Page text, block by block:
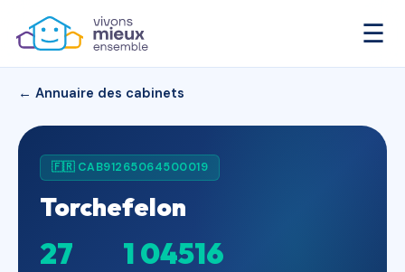
☰
← Annuaire des cabinets
🇫🇷 CAB91265064500019
Torchefelon
27 1 04516